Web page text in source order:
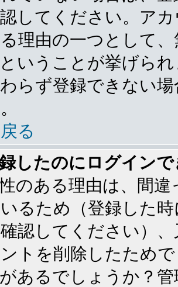
してください。ア
理由の一つとして
いうことが挙げら
らず登録できない
る
したのにログイン
のある理由は、間
るため（登録した
認してください）
トを削除したため
あるでしょうか？